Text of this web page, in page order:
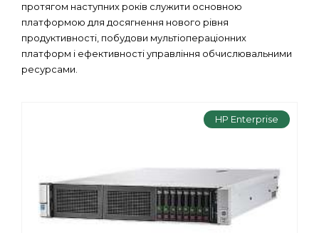
протягом наступних років служити основною
платформою для досягнення нового рівня
продуктивності, побудови мультіопераціонних
платформ і ефективності управління обчислювальними
ресурсами.
HP Enterprise